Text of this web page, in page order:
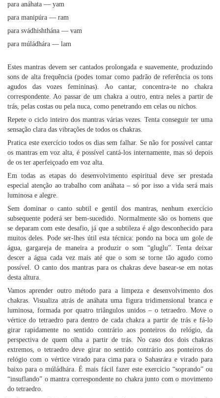
para anáhata — yam
para manipúra — ram
para svádhishthána — vam
para múládhára — lam
Estes mantras devem ser cantados prolongada e suavemente, produzindo
sons de alta frequência (podes tomar como padrão de referência os tons
agudos das vozes femininas). Ao cantar, concentra-te no chakra
correspondente. Ao passar de um chakra a outro, entra neles a partir de
trás, pelas costas ou pela nuca, como penetrando em celas ou nichos.
Repete o ciclo inteiro dos mantras várias vezes. Tenta conseguir ter uma
sensação clara das vibrações de todos os chakras.
Pratica este exercício todos os dias sem falhar. Se não for possível cantar
os mantras em voz alta, é possível cantá-los internamente, mas só depois
de os ter aperfeiçoado em voz alta.
Em todas as etapas do desenvolvimento espiritual deve ser prestada
especial atenção ao trabalho com anáhata – só por isso a vida será mais
luminosa e alegre.
Sem dominar o canto subtil e gentil dos mantras, nenhum exercício
subsequente poderá ser bem-sucedido. Normalmente são os homens que
se deparam com este desafio, já que a subtileza é algo desconhecido para
muitos deles. Pode ser-lhes útil esta técnica: pondo na boca um gole de
água, gargareja de maneira a produzir o som “gluglu”. Tenta deixar
descer a água cada vez mais até que o som se torne tão agudo como
possível. O canto dos mantras para os chakras deve basear-se em notas
desta altura.
Vamos aprender outro método para a limpeza e desenvolvimento dos
chakras. Visualiza atrás de anáhata uma figura tridimensional branca e
luminosa, formada por quatro triângulos unidos – o tetraedro. Move o
vértice do tetraedro para dentro de cada chakra a partir de trás e fá-lo
girar rapidamente no sentido contrário aos ponteiros do relógio, da
perspectiva de quem olha a partir de trás. No caso dos dois chakras
extremos, o tetraedro deve girar no sentido contrário aos ponteiros do
relógio com o vértice virado para cima para o Sahasrára e virado para
baixo para o múládhára. É mais fácil fazer este exercício “soprando” ou
“insuflando” o mantra correspondente no chakra junto com o movimento
do tetraedro.